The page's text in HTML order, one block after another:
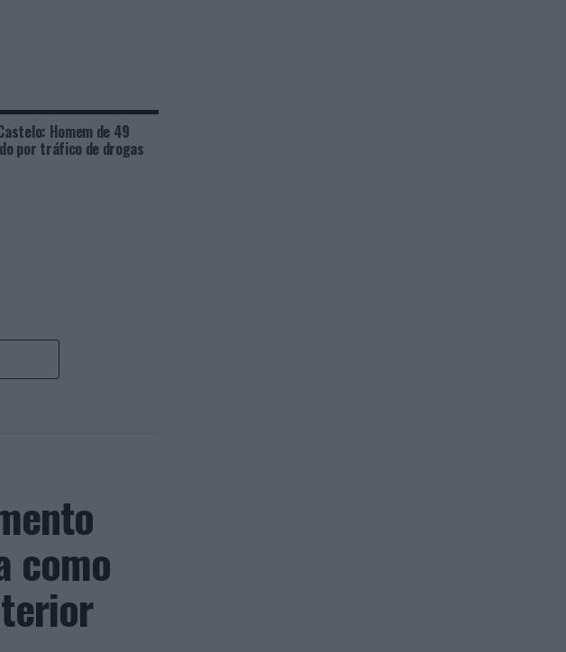
Homem de 49
por tráfico de drogas
como